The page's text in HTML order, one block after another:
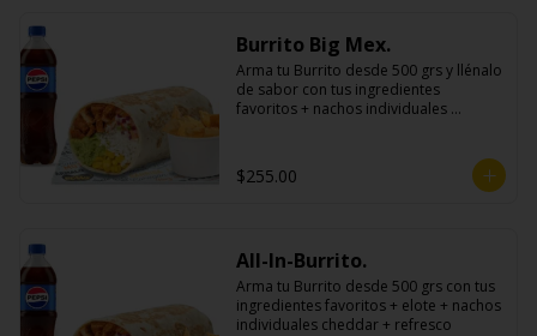
Burrito Big Mex.
Arma tu Burrito desde 500 grs y llénalo
de sabor con tus ingredientes
favoritos + nachos individuales
$255.00
All-In-Burrito.
Arma tu Burrito desde 500 grs con tus
ingredientes favoritos + elote + nachos
individuales cheddar + refresco